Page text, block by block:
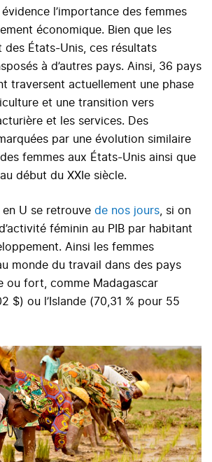
l’importance des femmes
économique. Bien que les
des États-Unis, ces résultats
à d’autres pays. Ainsi, 36 pays
traversent actuellement une phase
et une transition vers
et les services. Des
par une évolution similaire
femmes aux États-Unis ainsi que
début du XXIe siècle.
en U se retrouve de nos jours , si on
féminin au PIB par habitant
Ainsi les femmes
monde du travail dans des pays
ou fort, comme Madagascar
$) ou l’Islande (70,31 % pour 55